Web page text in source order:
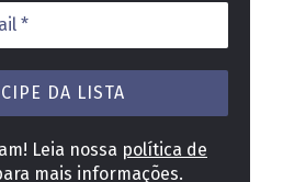
Leia nossa política de
mais informações.